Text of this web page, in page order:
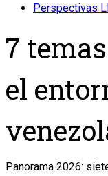
Perspectivas
7
el
Panorama 2026: